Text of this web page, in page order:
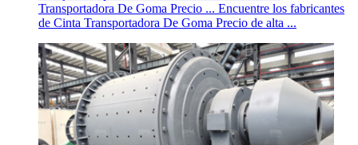
Transportadora De Goma Precio ... Encuentre los fabricantes
de Cinta Transportadora De Goma Precio de alta ...